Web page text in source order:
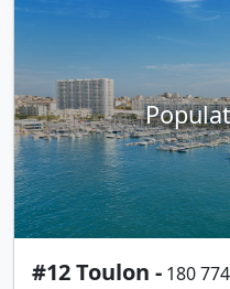
#12 Toulon - 180